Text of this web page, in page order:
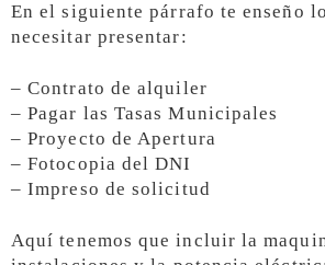
En el siguiente párrafo te enseño
necesitar presentar:
– Contrato de alquiler
– Pagar las Tasas Municipales
– Proyecto de Apertura
– Fotocopia del DNI
– Impreso de solicitud
Aquí tenemos que incluir la